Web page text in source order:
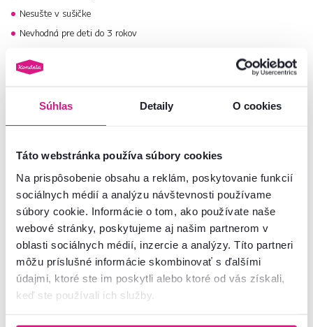
Súhlas Detaily O cookies
Táto webstránka používa súbory cookies
Na prispôsobenie obsahu a reklám, poskytovanie funkcií
sociálnych médií a analýzu návštevnosti používame
súbory cookie. Informácie o tom, ako používate naše
webové stránky, poskytujeme aj našim partnerom v
oblasti sociálnych médií, inzercie a analýzy. Títo partneri
môžu príslušné informácie skombinovať s ďalšími
údajmi, ktoré ste im poskytli alebo ktoré od vás získali,
keď ste používali ich služby.
Nesušte v sušičke
Nevhodná pre deti do 3 rokov
Nepoužívajte ju zloženú alebo pokrčenú
Vyberte si z celej našej ponuky
Číslo produktu : 0000299170
Základné parametre
Rozmery a špecifikácie